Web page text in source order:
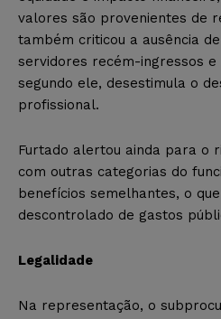
valores são provenientes de
também criticou a ausência
servidores recém-ingressos e
segundo ele, desestimula o
profissional.
Furtado alertou ainda para o
com outras categorias do
benefícios semelhantes, o
descontrolado de gastos
Legalidade
Na representação, o